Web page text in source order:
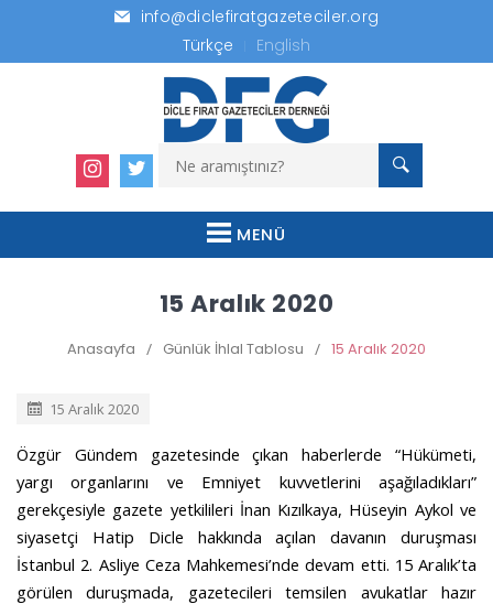
info@diclefiratgazeteciler.org
Türkçe
English
MENÜ
15 Aralık 2020
Anasayfa / Günlük İhlal Tablosu / 15 Aralık 2020
15 Aralık 2020
Özgür Gündem gazetesinde çıkan haberlerde “Hükümeti,
yargı organlarını ve Emniyet kuvvetlerini aşağıladıkları”
gerekçesiyle gazete yetkilileri İnan Kızılkaya, Hüseyin Aykol ve
siyasetçi Hatip Dicle hakkında açılan davanın duruşması
İstanbul 2. Asliye Ceza Mahkemesi’nde devam etti. 15 Aralık’ta
görülen duruşmada, gazetecileri temsilen avukatlar hazır